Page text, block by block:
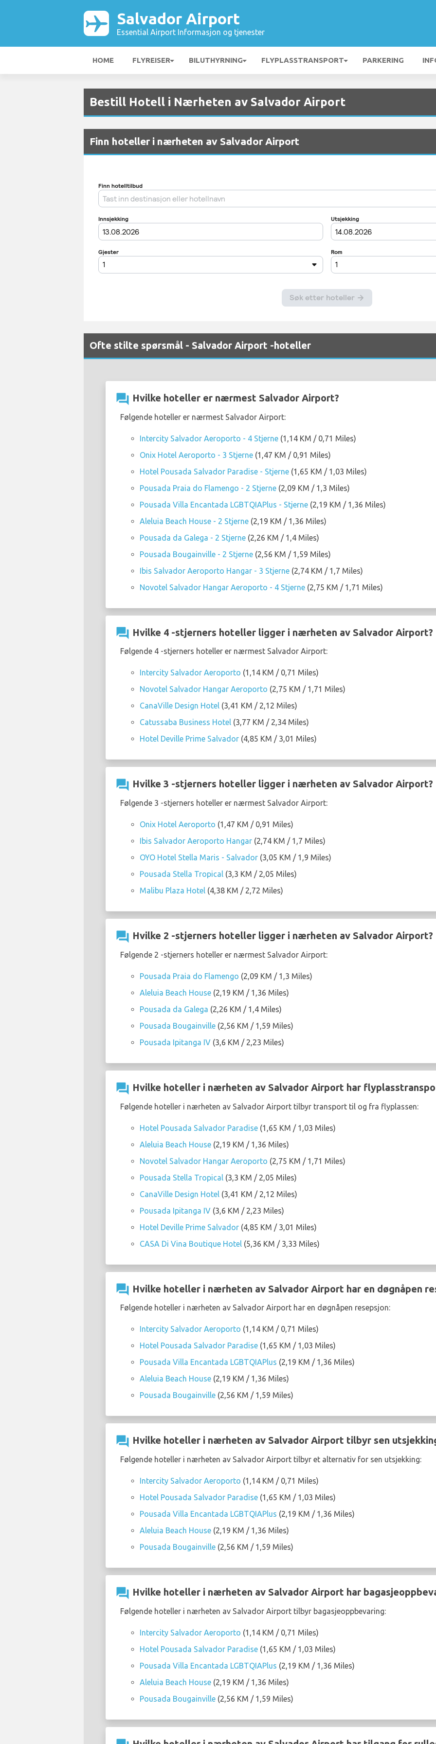
Salvador Airport
Essential Airport Informasjon og tjenester
HOME FLYREISER BILUTHYRNING FLYPLASSTRANSPORT PARKERING
Bestill Hotell i Nærheten av Salvador Airport
Finn hoteller i nærheten av Salvador Airport
Ofte stilte spørsmål - Salvador Airport -hoteller
question_answer Hvilke hoteller er nærmest Salvador Airport?
Følgende hoteller er nærmest Salvador Airport:
Intercity Salvador Aeroporto - 4 Stjerne (1,14 KM / 0,71 Miles)
Onix Hotel Aeroporto - 3 Stjerne (1,47 KM / 0,91 Miles)
Hotel Pousada Salvador Paradise - Stjerne (1,65 KM / 1,03 Miles)
Pousada Praia do Flamengo - 2 Stjerne (2,09 KM / 1,3 Miles)
Pousada Villa Encantada LGBTQIAPlus - Stjerne (2,19 KM / 1,36 Miles)
Aleluia Beach House - 2 Stjerne (2,19 KM / 1,36 Miles)
Pousada da Galega - 2 Stjerne (2,26 KM / 1,4 Miles)
Pousada Bougainville - 2 Stjerne (2,56 KM / 1,59 Miles)
Ibis Salvador Aeroporto Hangar - 3 Stjerne (2,74 KM / 1,7 Miles)
Novotel Salvador Hangar Aeroporto - 4 Stjerne (2,75 KM / 1,71 Miles)
question_answer Hvilke 4 -stjerners hoteller ligger i nærheten av Salvador Airport?
Følgende 4 -stjerners hoteller er nærmest Salvador Airport:
Intercity Salvador Aeroporto (1,14 KM / 0,71 Miles)
Novotel Salvador Hangar Aeroporto (2,75 KM / 1,71 Miles)
CanaVille Design Hotel (3,41 KM / 2,12 Miles)
Catussaba Business Hotel (3,77 KM / 2,34 Miles)
Hotel Deville Prime Salvador (4,85 KM / 3,01 Miles)
question_answer Hvilke 3 -stjerners hoteller ligger i nærheten av Salvador Airport?
Følgende 3 -stjerners hoteller er nærmest Salvador Airport:
Onix Hotel Aeroporto (1,47 KM / 0,91 Miles)
Ibis Salvador Aeroporto Hangar (2,74 KM / 1,7 Miles)
OYO Hotel Stella Maris - Salvador (3,05 KM / 1,9 Miles)
Pousada Stella Tropical (3,3 KM / 2,05 Miles)
Malibu Plaza Hotel (4,38 KM / 2,72 Miles)
question_answer Hvilke 2 -stjerners hoteller ligger i nærheten av Salvador Airport?
Følgende 2 -stjerners hoteller er nærmest Salvador Airport:
Pousada Praia do Flamengo (2,09 KM / 1,3 Miles)
Aleluia Beach House (2,19 KM / 1,36 Miles)
Pousada da Galega (2,26 KM / 1,4 Miles)
Pousada Bougainville (2,56 KM / 1,59 Miles)
Pousada Ipitanga IV (3,6 KM / 2,23 Miles)
question_answer Hvilke hoteller i nærheten av Salvador Airport har
Følgende hoteller i nærheten av Salvador Airport tilbyr transport til og fra flyplassen:
Hotel Pousada Salvador Paradise (1,65 KM / 1,03 Miles)
Aleluia Beach House (2,19 KM / 1,36 Miles)
Novotel Salvador Hangar Aeroporto (2,75 KM / 1,71 Miles)
Pousada Stella Tropical (3,3 KM / 2,05 Miles)
CanaVille Design Hotel (3,41 KM / 2,12 Miles)
Pousada Ipitanga IV (3,6 KM / 2,23 Miles)
Hotel Deville Prime Salvador (4,85 KM / 3,01 Miles)
CASA Di Vina Boutique Hotel (5,36 KM / 3,33 Miles)
question_answer Hvilke hoteller i nærheten av Salvador Airport har en døgnåpen
Følgende hoteller i nærheten av Salvador Airport har en døgnåpen resepsjon:
Intercity Salvador Aeroporto (1,14 KM / 0,71 Miles)
Hotel Pousada Salvador Paradise (1,65 KM / 1,03 Miles)
Pousada Villa Encantada LGBTQIAPlus (2,19 KM / 1,36 Miles)
Aleluia Beach House (2,19 KM / 1,36 Miles)
Pousada Bougainville (2,56 KM / 1,59 Miles)
question_answer Hvilke hoteller i nærheten av Salvador Airport tilbyr sen
Følgende hoteller i nærheten av Salvador Airport tilbyr et alternativ for sen utsjekking:
Intercity Salvador Aeroporto (1,14 KM / 0,71 Miles)
Hotel Pousada Salvador Paradise (1,65 KM / 1,03 Miles)
Pousada Villa Encantada LGBTQIAPlus (2,19 KM / 1,36 Miles)
Aleluia Beach House (2,19 KM / 1,36 Miles)
Pousada Bougainville (2,56 KM / 1,59 Miles)
question_answer Hvilke hoteller i nærheten av Salvador Airport har
Følgende hoteller i nærheten av Salvador Airport tilbyr bagasjeoppbevaring:
Intercity Salvador Aeroporto (1,14 KM / 0,71 Miles)
Hotel Pousada Salvador Paradise (1,65 KM / 1,03 Miles)
Pousada Villa Encantada LGBTQIAPlus (2,19 KM / 1,36 Miles)
Aleluia Beach House (2,19 KM / 1,36 Miles)
Pousada Bougainville (2,56 KM / 1,59 Miles)